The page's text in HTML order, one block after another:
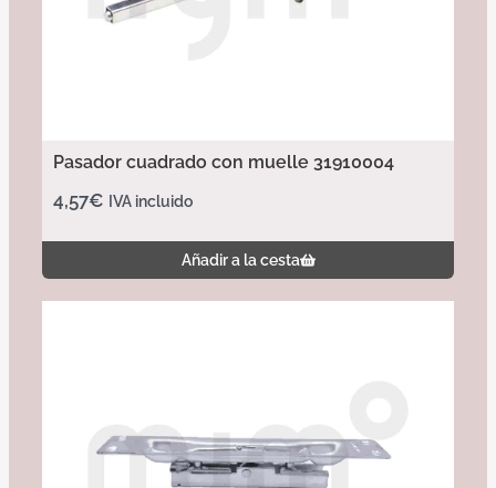
Pasador cuadrado con muelle 31910004
4,57€ IVA incluido
Añadir a la cesta